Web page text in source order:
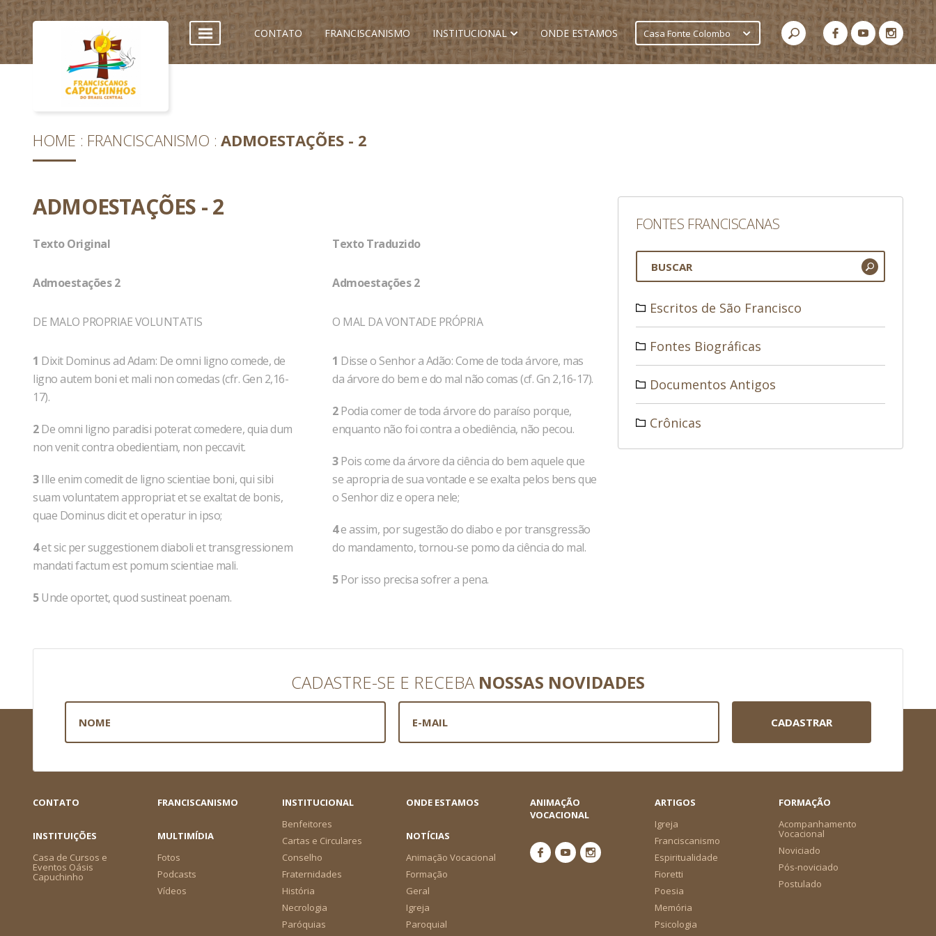
CONTATO FRANCISCANISMO INSTITUCIONAL ONDE ESTAMOS Casa Fonte Colombo
HOME FRANCISCANISMO ADMOESTAÇÕES - 2
ADMOESTAÇÕES - 2
Texto Original
Admoestações 2
DE MALO PROPRIAE VOLUNTATIS
1 Dixit Dominus ad Adam: De omni ligno comede, de
ligno autem boni et mali non comedas (cfr. Gen 2,16-
17).
2De omni ligno paradisi poterat comedere, quia dum
non venit contra obedientiam, non peccavit.
3Ille enim comedit de ligno scientiae boni, qui sibi
suam voluntatem appropriat et se exaltat de bonis,
quae Dominus dicit et operatur in ipso;
4et sic per suggestionem diaboli et transgressionem
mandati factum est pomum scientiae mali.
5Unde oportet, quod sustineat poenam.
Texto Traduzido
Admoestações 2
O MAL DA VONTADE PRÓPRIA
1 Disse o Senhor a Adão: Come de toda árvore, mas
da árvore do bem e do mal não comas (cf. Gn 2,16-17).
2Podia comer de toda árvore do pa­raíso porque,
enquanto não foi contra a obediência, não pecou.
3Pois come da ár­vore da ciência do bem aquele que
se apro­pria de sua vontade e se exalta pelos bens que
o Senhor diz e opera nele;
4e assim, por sugestão do diabo e por trans­gressão
do mandamento, tornou-se pomo da ciên­cia do mal.
5Por isso precisa sofrer a pena.
FONTES FRANCISCANAS
Escritos de São Francisco
Fontes Biográficas
Documentos Antigos
Crônicas
CADASTRE-SE E RECEBA NOSSAS NOVIDADES
CADASTRAR
CONTATO FRANCISCANISMO
INSTITUCIONAL
Benfeitores
Cartas e Circulares
Conselho
Fraternidades
História
Necrologia
Paróquias
ONDE ESTAMOS
ANIMAÇÃO
VOCACIONAL
ARTIGOS
Igreja
Franciscanismo
Espiritualidade
Fioretti
Poesia
Memória
Psicologia
FORMAÇÃO
Acompanhamento
Vocacional
Noviciado
Pós-noviciado
Postulado
INSTITUIÇÕES
Casa de Cursos e
Eventos Oásis
Capuchinho
MULTIMÍDIA
Fotos
Podcasts
Vídeos
NOTÍCIAS
Animação Vocacional
Formação
Geral
Igreja
Paroquial